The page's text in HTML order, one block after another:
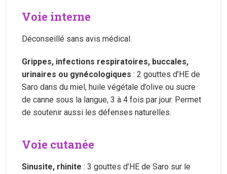
Voie interne
Déconseillé sans avis médical.
Grippes, infections respiratoires, buccales,
urinaires ou gynécologiques : 2 gouttes d’HE de
Saro dans du miel, huile végétale d’olive ou sucre
de canne sous la langue, 3 à 4 fois par jour. Permet
de soutenir aussi les défenses naturelles.
Voie cutanée
Sinusite, rhinite : 3 gouttes d’HE de Saro sur le